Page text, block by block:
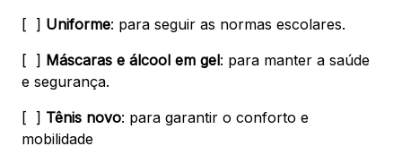
[ ] Uniforme: para seguir as normas escolares.
[ ] Máscaras e álcool em gel: para manter a saúde
e segurança.
[ ] Tênis novo: para garantir o conforto e
mobilidade